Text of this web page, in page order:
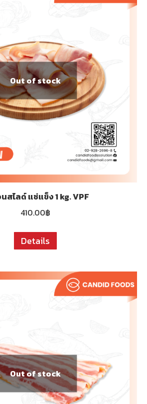
Out of stock
สไลด์ แช่แข็ง 1 kg. VPF
410.00฿
Details
Out of stock